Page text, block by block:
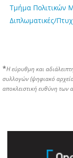
Τμήμα Πολιτικών
Διπλωματικές/
*Η εύρυθμη και
συλλογών (ψηφιακό
αποκλειστική ευθύνη των